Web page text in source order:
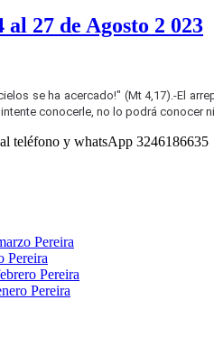
27 de Agosto 2 023
se ha acercado!" (Mt 4,17).-El
conocerle, no lo podrá conocer
teléfono y whatsApp 3246186635
Pereira
Pereira
Pereira
Pereira